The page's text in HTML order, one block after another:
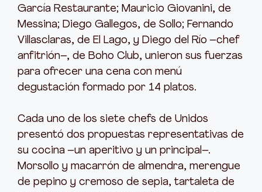
García Restaurante; Mauricio Giovanini, de
Messina; Diego Gallegos, de Sollo; Fernando
Villasclaras, de El Lago, y Diego del Río –chef
anfitrión–, de Boho Club, unieron sus fuerzas
para ofrecer una cena con menú
degustación formado por 14 platos.
Cada uno de los siete chefs de Unidos
presentó dos propuestas representativas de
su cocina –un aperitivo y un principal–.
Morsollo y macarrón de almendra, merengue
de pepino y cremoso de sepia, tartaleta de